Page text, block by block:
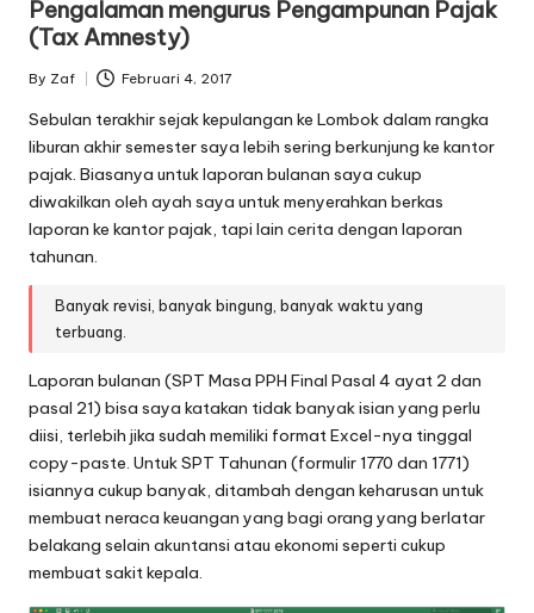
Pengalaman mengurus Pengampunan Pajak
(Tax Amnesty)
Posted
by
By Zaf Februari 4, 2017
Sebulan terakhir sejak kepulangan ke Lombok dalam rangka
liburan akhir semester saya lebih sering berkunjung ke kantor
pajak. Biasanya untuk laporan bulanan saya cukup
diwakilkan oleh ayah saya untuk menyerahkan berkas
laporan ke kantor pajak, tapi lain cerita dengan laporan
tahunan.
Banyak revisi, banyak bingung, banyak waktu yang
terbuang.
Laporan bulanan (SPT Masa PPH Final Pasal 4 ayat 2 dan
pasal 21) bisa saya katakan tidak banyak isian yang perlu
diisi, terlebih jika sudah memiliki format Excel-nya tinggal
copy-paste. Untuk SPT Tahunan (formulir 1770 dan 1771)
isiannya cukup banyak, ditambah dengan keharusan untuk
membuat neraca keuangan yang bagi orang yang berlatar
belakang selain akuntansi atau ekonomi seperti cukup
membuat sakit kepala.